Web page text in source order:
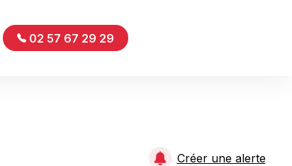
02 57 67 29 29
Créer une alerte